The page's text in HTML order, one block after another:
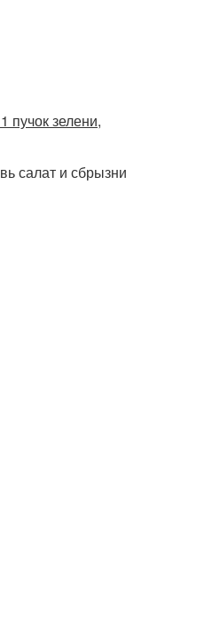
пучок зелени,
салат и сбрызни